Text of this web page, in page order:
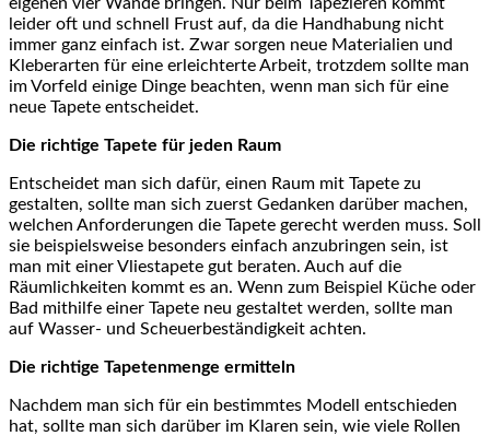
leider oft und schnell Frust auf, da die Handhabung nicht
immer ganz einfach ist. Zwar sorgen neue Materialien und
Kleberarten für eine erleichterte Arbeit, trotzdem sollte man
im Vorfeld einige Dinge beachten, wenn man sich für eine
neue Tapete entscheidet.
Die richtige Tapete für jeden Raum
Entscheidet man sich dafür, einen Raum mit Tapete zu
gestalten, sollte man sich zuerst Gedanken darüber machen,
welchen Anforderungen die Tapete gerecht werden muss. Soll
sie beispielsweise besonders einfach anzubringen sein, ist
man mit einer Vliestapete gut beraten. Auch auf die
Räumlichkeiten kommt es an. Wenn zum Beispiel Küche oder
Bad mithilfe einer Tapete neu gestaltet werden, sollte man
auf Wasser- und Scheuerbeständigkeit achten.
Die richtige Tapetenmenge ermitteln
Nachdem man sich für ein bestimmtes Modell entschieden
hat, sollte man sich darüber im Klaren sein, wie viele Rollen